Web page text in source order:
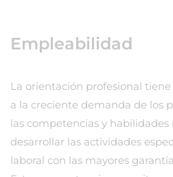
Empleabilidad
La orientación profesional
a la creciente demanda de los
las competencias y habilidades
desarrollar las actividades
laboral con las mayores